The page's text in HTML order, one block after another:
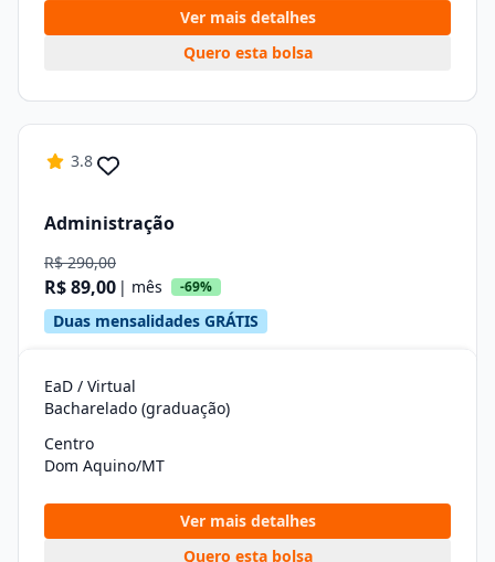
Ver mais detalhes
Quero esta bolsa
3.8
Administração
R$ 290,00
R$ 89,00 | mês -69%
Duas mensalidades GRÁTIS
EaD / Virtual
Bacharelado (graduação)
Centro
Dom Aquino/MT
Ver mais detalhes
Quero esta bolsa